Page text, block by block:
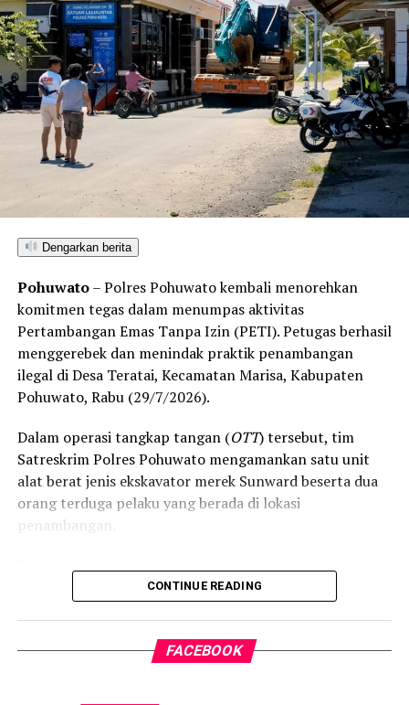
Kota.
Menindaklanjuti laporan korban, Tim URC Jatanras
bergerak cepat melakukan penyelidikan hingga berhasil
mendeteksi keberadaan pelaku dan melakukan
penangkapan tanpa perlawanan. Saat ini pelaku beserta
barang bukti telah diamankan di Mako Polresta
Gorontalo Kota guna menjalani proses hukum lebih
lanjut.
Dengarkan berita
Pohuwato– Polres Pohuwato kembali menorehkan
komitmen tegas dalam menumpas aktivitas
Pertambangan Emas Tanpa Izin (PETI). Petugas berhasil
menggerebek dan menindak praktik penambangan
ilegal di Desa Teratai, Kecamatan Marisa, Kabupaten
Pohuwato, Rabu (29/7/2026).
Dalam operasi tangkap tangan (OTT) tersebut, tim
Satreskrim Polres Pohuwato mengamankan satu unit
alat berat jenis ekskavator merek Sunward beserta dua
orang terduga pelaku yang berada di lokasi
penambangan.
resah terhadap maraknya aktivitas PETI di wilayah
Reskrim IPTU Renly H. Turangan, S.H. bergerak cepat
CONTINUE READING
FACEBOOK